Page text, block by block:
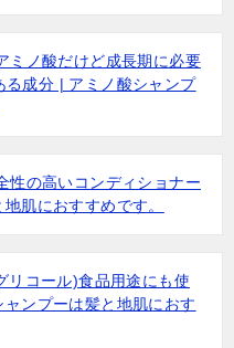
ミノ酸だけど成長期に必要
る成分 | アミノ酸シャンプ
性の高いコンディショナー
肌におすすめです。
リコール)食品用途にも使
ンプーは髪と地肌におす